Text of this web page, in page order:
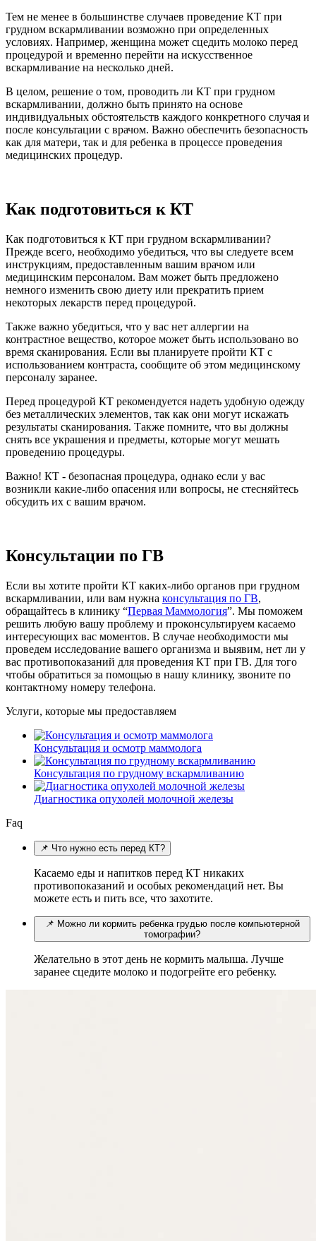
Тем не менее в большинстве случаев проведение КТ при
грудном вскармливании возможно при определенных
условиях. Например, женщина может сцедить молоко перед
процедурой и временно перейти на искусственное
вскармливание на несколько дней.
В целом, решение о том, проводить ли КТ при грудном
вскармливании, должно быть принято на основе
индивидуальных обстоятельств каждого конкретного случая и
после консультации с врачом. Важно обеспечить безопасность
как для матери, так и для ребенка в процессе проведения
медицинских процедур.
Как подготовиться к КТ
Как подготовиться к КТ при грудном вскармливании?
Прежде всего, необходимо убедиться, что вы следуете всем
инструкциям, предоставленным вашим врачом или
медицинским персоналом. Вам может быть предложено
немного изменить свою диету или прекратить прием
некоторых лекарств перед процедурой.
Также важно убедиться, что у вас нет аллергии на
контрастное вещество, которое может быть использовано во
время сканирования. Если вы планируете пройти КТ с
использованием контраста, сообщите об этом медицинскому
персоналу заранее.
Перед процедурой КТ рекомендуется надеть удобную одежду
без металлических элементов, так как они могут искажать
результаты сканирования. Также помните, что вы должны
снять все украшения и предметы, которые могут мешать
проведению процедуры.
Важно! КТ - безопасная процедура, однако если у вас
возникли какие-либо опасения или вопросы, не стесняйтесь
обсудить их с вашим врачом.
Консультации по ГВ
Если вы хотите пройти КТ каких-либо органов при грудном
вскармливании, или вам нужна консультация по ГВ,
обращайтесь в клинику “Первая Маммология”. Мы поможем
решить любую вашу проблему и проконсультируем касаемо
интересующих вас моментов. В случае необходимости мы
проведем исследование вашего организма и выявим, нет ли у
вас противопоказаний для проведения КТ при ГВ. Для того
чтобы обратиться за помощью в нашу клинику, звоните по
контактному номеру телефона.
Услуги, которые мы предоставляем
Консультация и осмотр маммолога
Консультация по грудному вскармливанию
Диагностика опухолей молочной железы
Faq
📌 Что нужно есть перед КТ?
Касаемо еды и напитков перед КТ никаких
противопоказаний и особых рекомендаций нет. Вы
можете есть и пить все, что захотите.
📌 Можно ли кормить ребенка грудью после компьютерной
томографии?
Желательно в этот день не кормить малыша. Лучше
заранее сцедите молоко и подогрейте его ребенку.